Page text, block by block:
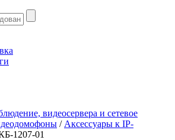
видеосервера и сетевое
/ Аксессуары к IP-
1207-01